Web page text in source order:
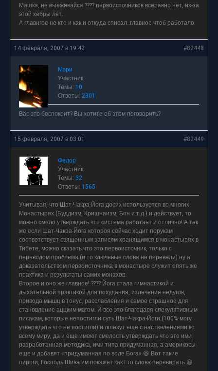
Машка, не выеживайся ???? первоисточников всеравно нет, из-за
этой хебры лет.
А главнгое не кто и как и откуда списал..главное чтоб работало
14 февраля, 2007 в 19:42 #82448
Мэри
Участник
Темы: 10
Ответы: 2301
Вас это беспокоит? Вы хотите об этом поговорить?
15 февраля, 2007 в 03:01 #82449
Федор
Участник
Темы: 32
Ответы: 1565
Учитывая, что Шат-Чакра-Йога досих используется во многих
Монастырях (Буддизм, Кришнаизм, Бон и т.д.) и действует, то
можно смело утверждать что система работает и отлично! А так
же если Шат-Чакра-Йога котороя сейчас ходит порукам
соответствует священным записям хранящимся в монастырях в
Тибете, можно сказать что это первоисточник, только с
переводом проблема (и то ключевые слова не перевели) ну а
доказательством первоисточника в монастыре служит опять же
практика и результаты самих монахов.
Второе и оно же главное! ???? Йога стала гимнастикой и
дыхательной практикой для похудания, излечения недугов,
привода мышц в тонус, расслабления и самое страшное для
становление аццким магом. И все это благодаря спекулятивным
писакам, которые непостигли суть Шат-Чакра-Йоги (100% могу
утверждать что не постигли) и лшезут еще с наставлениями ко
всему миру, да и еще имеют смелость утверждать что это ими
разработанная методика, ими типа придуманная, а америкосы
еще и добавят «придуманная по воле Бога» 😆 Вот такие
пироги, Господь Шива им покажет как Его слова перевирать 😆